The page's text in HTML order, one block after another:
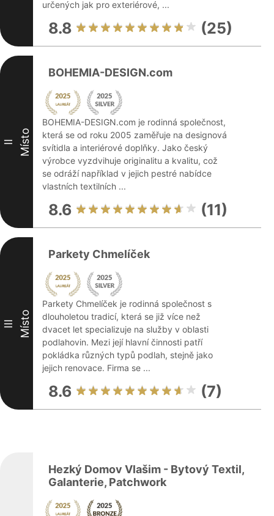
určených jak pro exteriérové, ...
8.8 (25)
II Místo
BOHEMIA-DESIGN.com
BOHEMIA-DESIGN.com je rodinná společnost,
která se od roku 2005 zaměřuje na designová
svítidla a interiérové doplňky. Jako český
výrobce vyzdvihuje originalitu a kvalitu, což
se odráží například v jejich pestré nabídce
vlastních textilních ...
8.6 (11)
III Místo
Parkety Chmelíček
Parkety Chmelíček je rodinná společnost s
dlouholetou tradicí, která se již více než
dvacet let specializuje na služby v oblasti
podlahovin. Mezi její hlavní činnosti patří
pokládka různých typů podlah, stejně jako
jejich renovace. Firma se ...
8.6 (7)
Hezký Domov Vlašim - Bytový Textil,
Galanterie, Patchwork